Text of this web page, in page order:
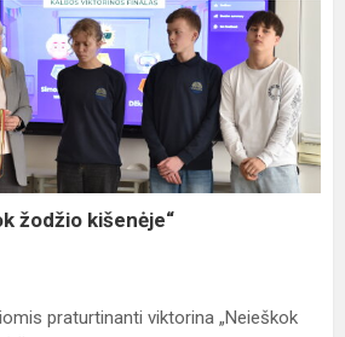
žodžio kišenėje“
praturtinanti viktorina „Neieškok